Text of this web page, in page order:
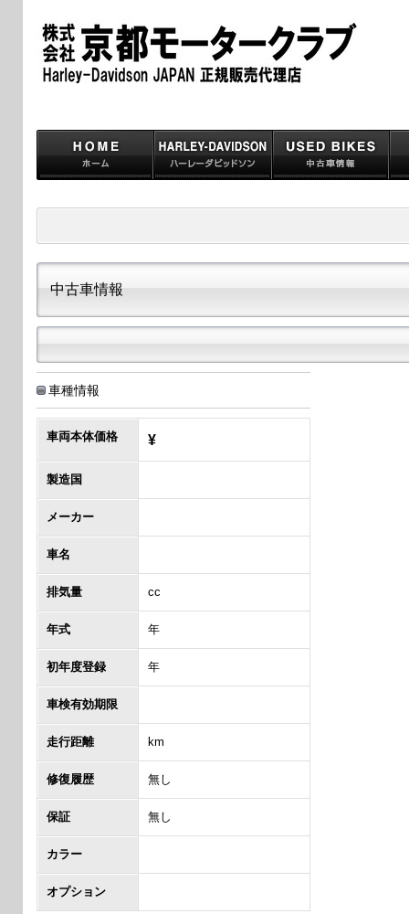
中古車情報
車種情報
車両本体価格 ¥
製造国
メーカー
車名
排気量 cc
年式 年
初年度登録 年
車検有効期限
走行距離 km
修復履歴 無し
保証 無し
カラー
オプション